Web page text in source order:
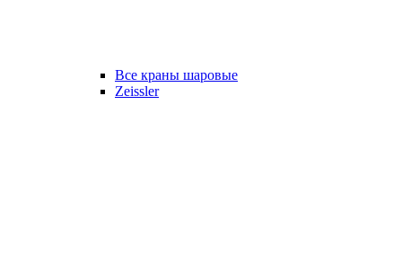
Все краны шаровые
Zeissler